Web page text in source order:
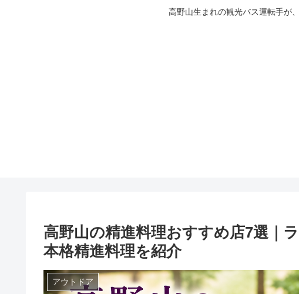
高野山生まれの観光バス運転手が
高野山の精進料理おすすめ店7選｜
本格精進料理を紹介
アウトドア